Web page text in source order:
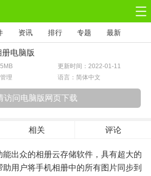
资讯 排行 专题 最新
电脑版
更新时间：2022-01-11
理
语言：简体中文
访问电脑版网页下载
相关 评论
出众的相册云存储软件，具有超大的
用户将手机相册中的所有图片同步到